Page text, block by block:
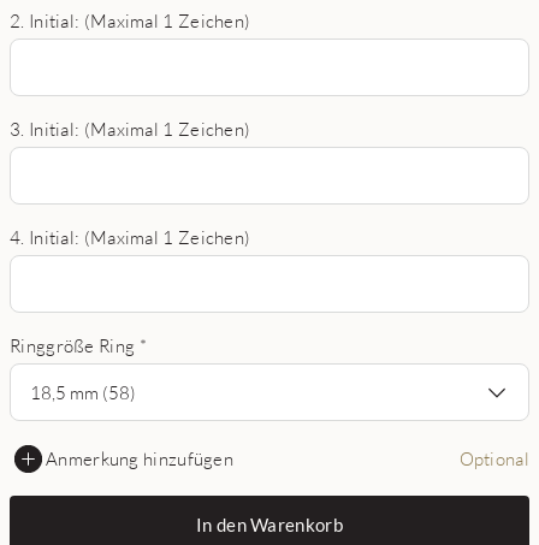
2. Initial: (Maximal 1 Zeichen)
3. Initial: (Maximal 1 Zeichen)
4. Initial: (Maximal 1 Zeichen)
Ringgröße Ring *
18,5 mm (58)
Anmerkung hinzufügen Optional
In den Warenkorb